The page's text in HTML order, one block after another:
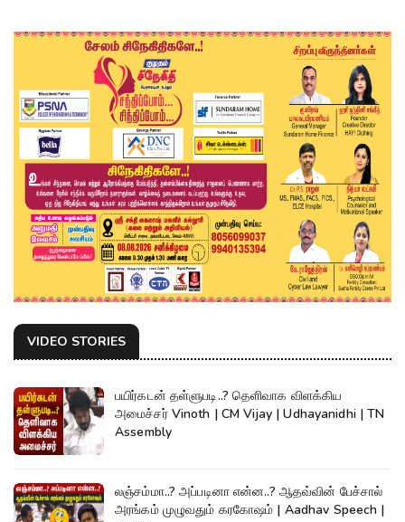
VIDEO STORIES
பயிர்கடன் தள்ளுபடி..? தெளிவாக விளக்கிய
அமைச்சர் Vinoth | CM Vijay | Udhayanidhi | TN
Assembly
லஞ்சம்மா..? அப்படினா என்ன..? ஆதவ்வின் பேச்சால்
அரங்கம் முழுவதும் கரகோஷம் | Aadhav Speech |